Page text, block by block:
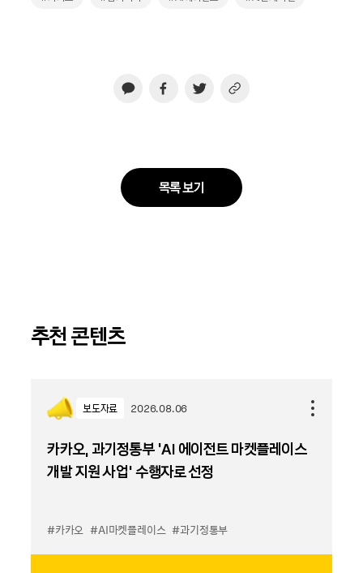
목록 보기
추천 콘텐츠
보도자료 2026.08.06
카카오, 과기정통부 ‘AI 에이전트 마켓플레이스
개발 지원 사업’ 수행자로 선정
#카카오 #AI마켓플레이스 #과기정통부